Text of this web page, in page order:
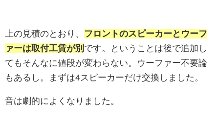
上の見積のとおり、 フロントのスピーカーとウーフ
ァーは取付工賃が別 です。ということは後で追加し
てもそんなに値段が変わらない。ウーファー不要論
もあるし。まずは4スピーカーだけ交換しました。
音は劇的によくなりました。